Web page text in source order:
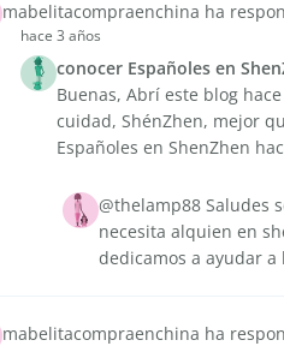
mabelitacompraenchina ha
hace 3 años
conocer Españoles en
Buenas, Abrí este blog
cuidad, ShénZhen, mejor
Españoles en ShenZhen
@thelamp88 Saludes
necesita alquien en
dedicamos a ayudar
mabelitacompraenchina ha